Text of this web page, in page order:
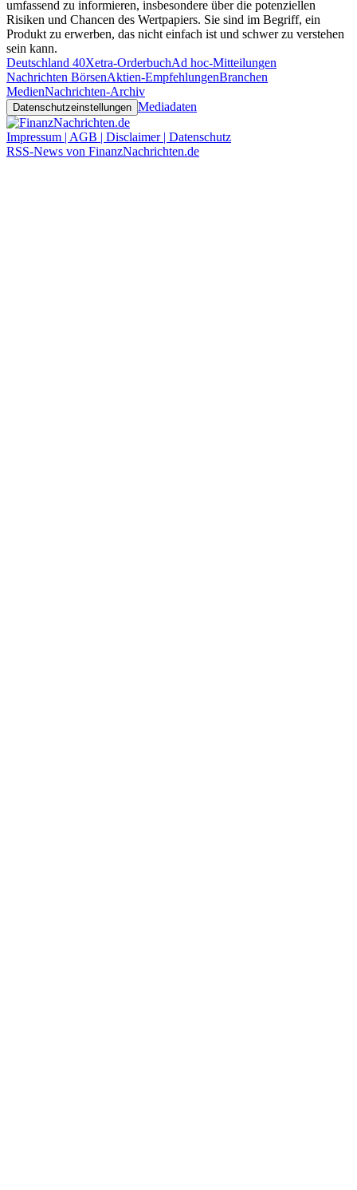
umfassend zu informieren, insbesondere über die potenziellen
Risiken und Chancen des Wertpapiers. Sie sind im Begriff, ein
Produkt zu erwerben, das nicht einfach ist und schwer zu verstehen
sein kann.
Deutschland 40Xetra-OrderbuchAd hoc-Mitteilungen
Nachrichten BörsenAktien-EmpfehlungenBranchen
MedienNachrichten-Archiv
Datenschutzeinstellungen Mediadaten
Impressum | AGB | Disclaimer | Datenschutz
RSS-News von FinanzNachrichten.de